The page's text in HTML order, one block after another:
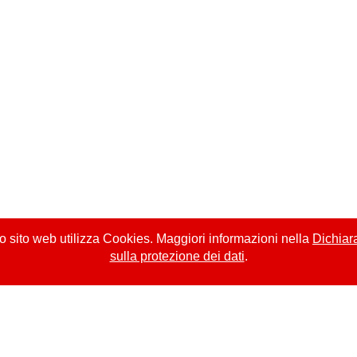
sito web utilizza Cookies. Maggiori informazioni nella
sulla protezione dei dati.